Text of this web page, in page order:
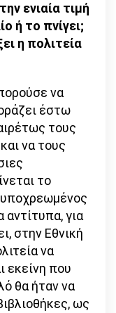
ενιαία τιμή
ή το πνίγει;
η πολιτεία
να
έστω
τους
να τους
το
υποχρεωμένος
για
στην Εθνική
να
εκείνη που
θα ήταν να
ως